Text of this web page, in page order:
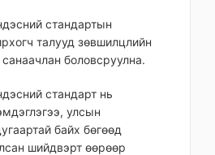
стандартын
талууд зөвшилцлийн
боловсруулна.
стандарт нь
улсын
байх бөгөөд
шийдвэрт өөрөөр